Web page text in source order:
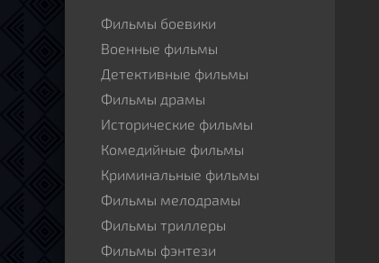
Фильмы боевики
Военные фильмы
Детективные фильмы
Фильмы драмы
Исторические фильмы
Комедийные фильмы
Криминальные фильмы
Фильмы мелодрамы
Фильмы триллеры
Фильмы фэнтези